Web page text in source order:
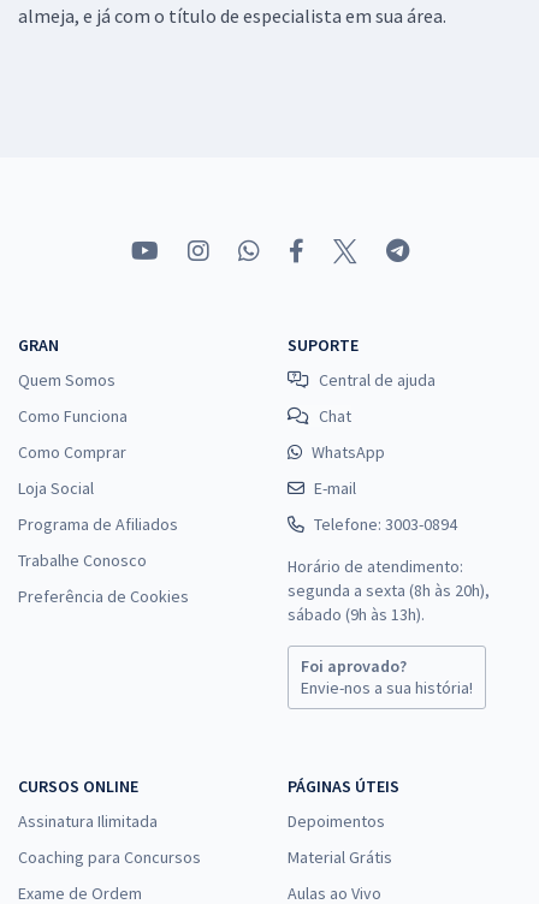
almeja, e já com o título de especialista em sua área.
GRAN
Quem Somos
Como Funciona
Como Comprar
Loja Social
Programa de Afiliados
Trabalhe Conosco
Preferência de Cookies
SUPORTE
Central de ajuda
Chat
WhatsApp
E-mail
Telefone: 3003-0894
Horário de atendimento:
segunda a sexta (8h às 20h),
sábado (9h às 13h).
Foi aprovado?
Envie-nos a sua história!
CURSOS ONLINE
Assinatura Ilimitada
Coaching para Concursos
Exame de Ordem
PÁGINAS ÚTEIS
Depoimentos
Material Grátis
Aulas ao Vivo